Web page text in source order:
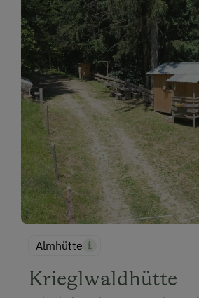
Almhütte
Krieglwaldhütte